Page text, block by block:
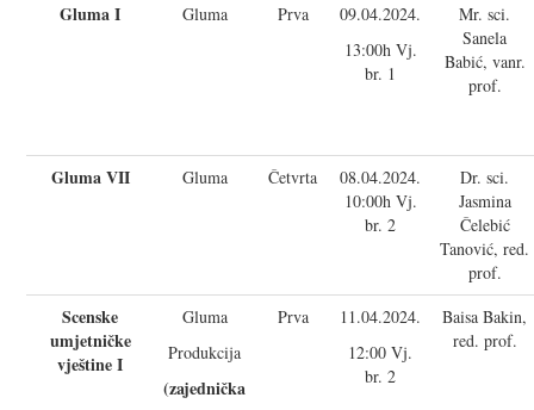
Gluma I Gluma Prva
09.04.2024.
13:00h Vj.
br. 1
Mr. sci.
Sanela
Babić, vanr.
prof.
Gluma VII Gluma Četvrta
08.04.2024.
10:00h Vj.
br. 2
Dr. sci.
Jasmina
Čelebić
Tanović, red.
prof.
Scenske
umjetničke
vještine I
Gluma
Produkcija
(zajednička
Prva
11.04.2024.
12:00 Vj.
br. 2
Baisa Bakin,
red. prof.